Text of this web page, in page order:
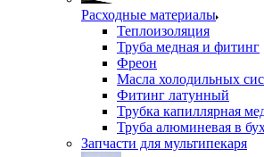
Расходные материалы
Теплоизоляция
Труба медная и фитинг
Фреон
Масла холодильных
Фитинг латунный
Трубка капиллярная
Труба алюминевая в
Запчасти для мультипекаря